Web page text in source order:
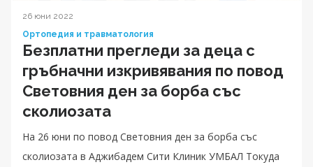
26 юни 2022
Ортопедия и травматология
Безплатни прегледи за деца с
гръбначни изкривявания по повод
Световния ден за борба със
сколиозата
На 26 юни по повод Световния ден за борба със
сколиозата в Аджибадем Сити Клиник УМБАЛ Токуда